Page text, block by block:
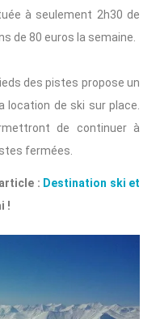
à seulement 2h30 de
de 80 euros la semaine.
des pistes propose un
location de ski sur place.
de continuer à
fermées.
: Destination ski et
!